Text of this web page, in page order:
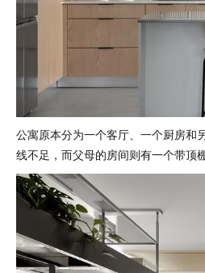
公寓原本分为一个客厅、一个厨房和
线不足，而父母的房间则有一个带顶